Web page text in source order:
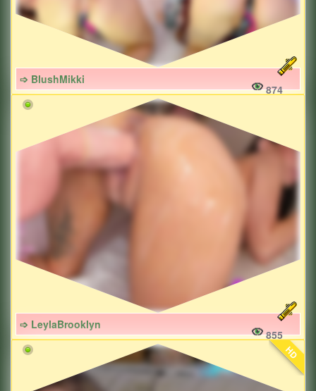
➩ BlushMikki
874
➩ LeylaBrooklyn
855
HD